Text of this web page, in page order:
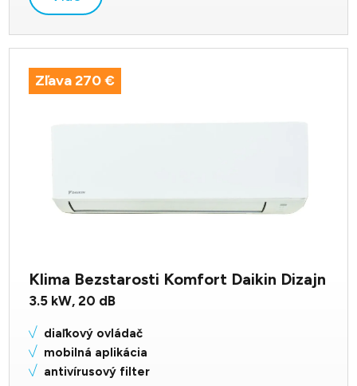
Zľava 270 €
Klima Bezstarosti Komfort Daikin Dizajn
3.5 kW,20 dB
diaľkový ovládač
mobilná aplikácia
antivírusový filter